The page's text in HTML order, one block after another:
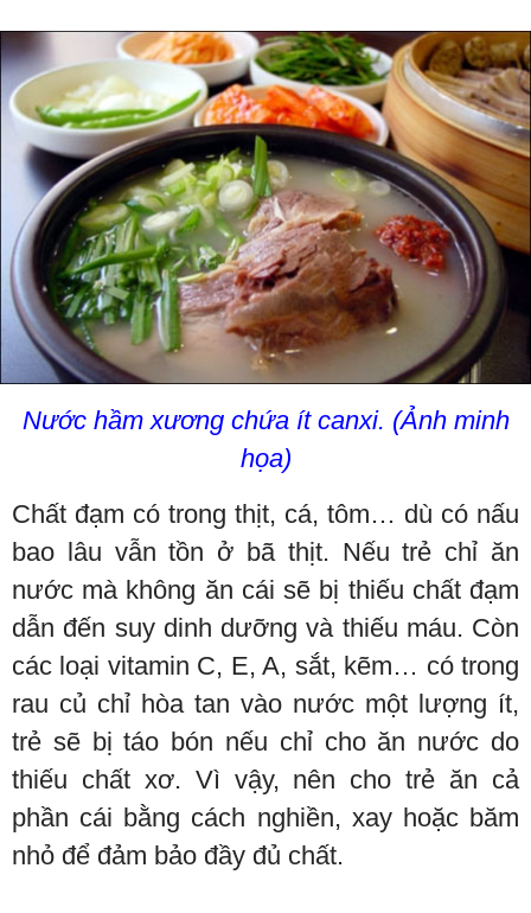
Nước hầm xương chứa ít canxi. (Ảnh minh
họa)
Chất đạm có trong thịt, cá, tôm… dù có nấu
bao lâu vẫn tồn ở bã thịt. Nếu trẻ chỉ ăn
nước mà không ăn cái sẽ bị thiếu chất đạm
dẫn đến suy dinh dưỡng và thiếu máu. Còn
các loại vitamin C, E, A, sắt, kẽm… có trong
rau củ chỉ hòa tan vào nước một lượng ít,
trẻ sẽ bị táo bón nếu chỉ cho ăn nước do
thiếu chất xơ. Vì vậy, nên cho trẻ ăn cả
phần cái bằng cách nghiền, xay hoặc băm
nhỏ để đảm bảo đầy đủ chất.